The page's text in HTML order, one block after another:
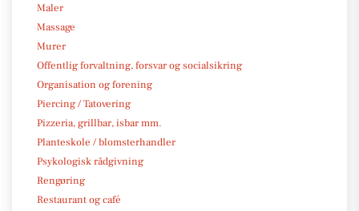
Maler
Massage
Murer
Offentlig forvaltning, forsvar og socialsikring
Organisation og forening
Piercing / Tatovering
Pizzeria, grillbar, isbar mm.
Planteskole / blomsterhandler
Psykologisk rådgivning
Rengøring
Restaurant og café